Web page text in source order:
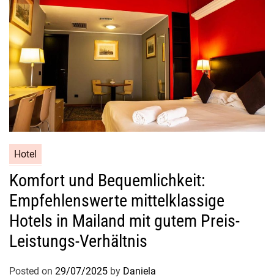
Hotel
Komfort und Bequemlichkeit:
Empfehlenswerte mittelklassige
Hotels in Mailand mit gutem Preis-
Leistungs-Verhältnis
Posted on 29/07/2025 by Daniela